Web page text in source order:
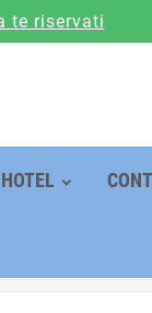
te riservati
HOTEL